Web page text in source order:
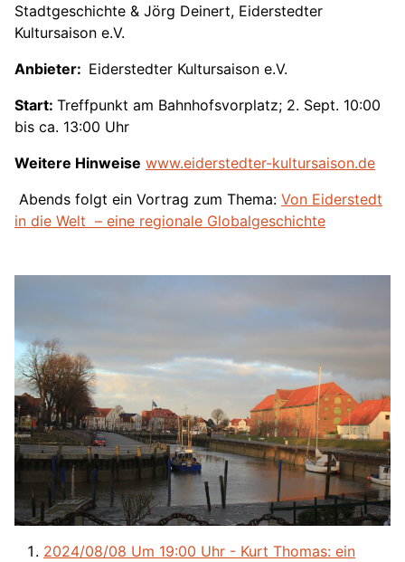
Stadtgeschichte & Jörg Deinert, Eiderstedter
Kultursaison e.V.
Anbieter: Eiderstedter Kultursaison e.V.
Start: Treffpunkt am Bahnhofsvorplatz; 2. Sept. 10:00
bis ca. 13:00 Uhr
Weitere Hinweise www.eiderstedter-kultursaison.de
Abends folgt ein Vortrag zum Thema: Von Eiderstedt
in die Welt – eine regionale Globalgeschichte
2024/08/08 Um 19:00 Uhr - Kurt Thomas: ein